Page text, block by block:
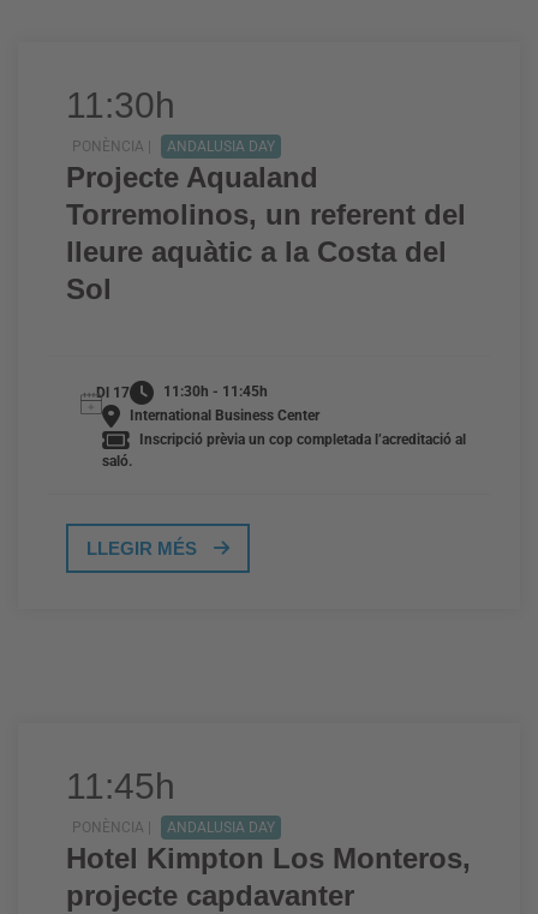
11:30h
PONÈNCIA | ANDALUSIA DAY
Projecte Aqualand
Torremolinos, un referent del
lleure aquàtic a la Costa del
Sol
Dl 17
11:30h - 11:45h
International Business Center
Inscripció prèvia un cop completada l’acreditació al
saló.
LLEGIR MÉS
11:45h
PONÈNCIA | ANDALUSIA DAY
Hotel Kimpton Los Monteros,
projecte capdavanter